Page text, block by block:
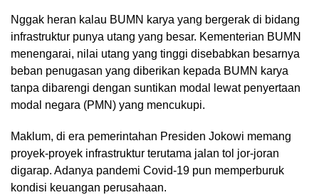
Nggak heran kalau BUMN karya yang bergerak di bidang
infrastruktur punya utang yang besar. Kementerian BUMN
menengarai, nilai utang yang tinggi disebabkan besarnya
beban penugasan yang diberikan kepada BUMN karya
tanpa dibarengi dengan suntikan modal lewat penyertaan
modal negara (PMN) yang mencukupi.
Maklum, di era pemerintahan Presiden Jokowi memang
proyek-proyek infrastruktur terutama jalan tol jor-joran
digarap. Adanya pandemi Covid-19 pun memperburuk
kondisi keuangan perusahaan.